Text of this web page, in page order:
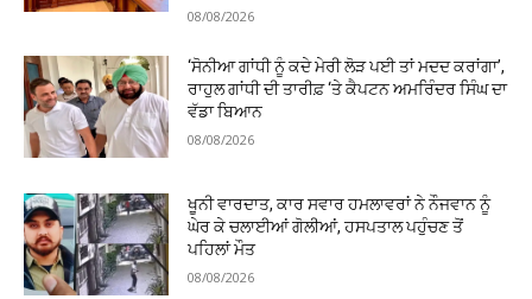
08/08/2026
‘ਸੋਨੀਆ ਗਾਂਧੀ ਨੂੰ ਕਦੇ ਮੇਰੀ ਲੋੜ ਪਈ ਤਾਂ ਮਦਦ ਕਰਾਂਗਾ’,
ਰਾਹੁਲ ਗਾਂਧੀ ਦੀ ਤਾਰੀਫ਼ ‘ਤੇ ਕੈਪਟਨ ਅਮਰਿੰਦਰ ਸਿੰਘ ਦਾ
ਵੱਡਾ ਬਿਆਨ
08/08/2026
ਖੂਨੀ ਵਾਰਦਾਤ, ਕਾਰ ਸਵਾਰ ਹਮਲਾਵਰਾਂ ਨੇ ਨੌਜਵਾਨ ਨੂੰ
ਘੇਰ ਕੇ ਚਲਾਈਆਂ ਗੋਲੀਆਂ, ਹਸਪਤਾਲ ਪਹੁੰਚਣ ਤੋਂ
ਪਹਿਲਾਂ ਮੌਤ
08/08/2026